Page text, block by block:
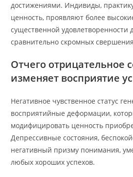
достижениями. Индивиды,
ценность, проявляют более
существенной удовлетворенности
сравнительно скромных
Отчего отрицательное
изменяет восприятие
Негативное чувственное статус
восприятийные деформации,
модифицировать ценность
Депрессивные состояния,
негативный призму понимания,
любых хороших успехов.